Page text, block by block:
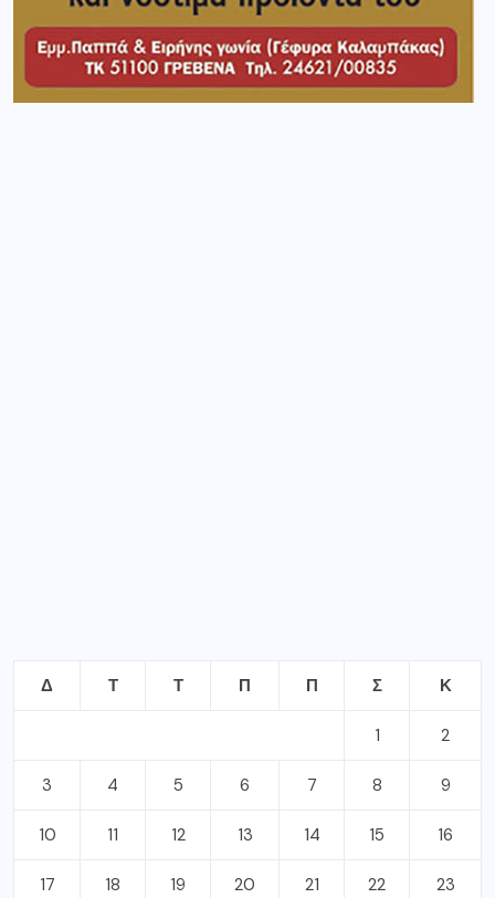
Δ Τ Τ Π Π Σ Κ
1 2
3 4 5 6 7 8 9
10 11 12 13 14 15 16
17 18 19 20 21 22 23